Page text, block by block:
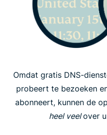
Omdat gratis DNS-
probeert te bezoeken
abonneert, kunnen de
heel veelover